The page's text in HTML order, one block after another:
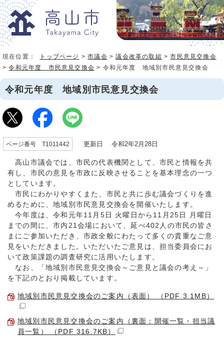
現在位置： トップページ >市議会 >議会改革の取組 >市民意見交換会
>令和元年度 市民意見交換会 > 令和元年度 地域別市民意見交換会
令和元年度 地域別市民意見交換会
ページ番号 T1011442 更新日 令和2年2月28日
高山市議会では、市民の代表機関として、市民と情報を共
有し、市民の意見を市政に反映させることを基本理念の一つ
としています。
市民にわかりやすくまた、市民と共に歩む議会づくりを進
めるために、地域別市民意見交換会を開催いたします。
今年度は、令和元年11月5日 火曜日から11月25日 月曜日
までの間に、市内21会場において、延べ402人の市民の皆さ
まにご参加いただき、市政全般にわたって多くの貴重なご意
見をいただきました。いただいたご意見は、担当委員会にお
いて政策課題の調査研究に活用いたします。
なお、「地域別市民意見交換会～ご意見と議会の考え～」
を下記のとおり掲載しています。
地域別市民意見交換会のご案内（表面） （PDF 3.1MB）
地域別市民意見交換会のご案内（裏面：開催一覧・担当議
員一覧） （PDF 316.7KB）